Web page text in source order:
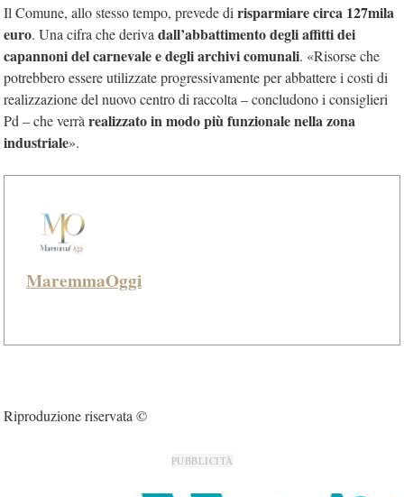
Il Comune, allo stesso tempo, prevede di risparmiare circa 127mila
euro. Una cifra che deriva dall’abbattimento degli affitti dei
capannoni del carnevale e degli archivi comunali. «Risorse che
potrebbero essere utilizzate progressivamente per abbattere i costi di
realizzazione del nuovo centro di raccolta – concludono i consiglieri
Pd – che verrà realizzato in modo più funzionale nella zona
industriale».
MaremmaOggi
Riproduzione riservata ©
PUBBLICITÀ